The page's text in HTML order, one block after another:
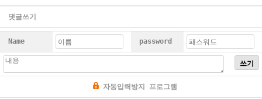
댓글쓰기
Name password
쓰기
자동입력방지 프로그램